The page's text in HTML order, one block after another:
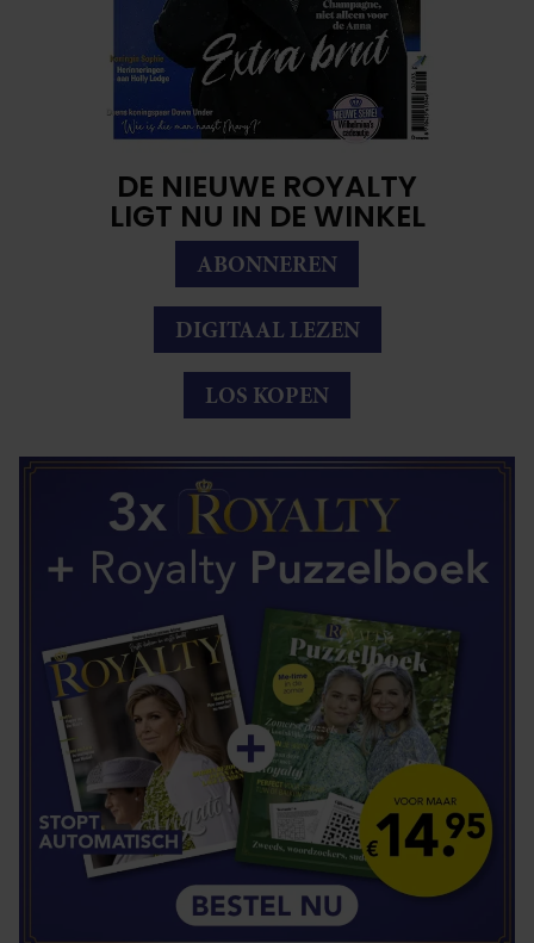
DE NIEUWE ROYALTY
LIGT NU IN DE WINKEL
ABONNEREN
DIGITAAL LEZEN
LOS KOPEN